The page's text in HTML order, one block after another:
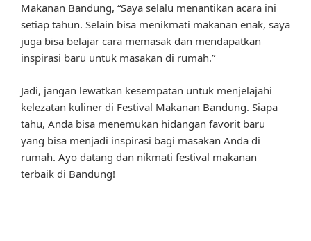
Makanan Bandung, “Saya selalu menantikan acara ini
setiap tahun. Selain bisa menikmati makanan enak, saya
juga bisa belajar cara memasak dan mendapatkan
inspirasi baru untuk masakan di rumah.”
Jadi, jangan lewatkan kesempatan untuk menjelajahi
kelezatan kuliner di Festival Makanan Bandung. Siapa
tahu, Anda bisa menemukan hidangan favorit baru
yang bisa menjadi inspirasi bagi masakan Anda di
rumah. Ayo datang dan nikmati festival makanan
terbaik di Bandung!